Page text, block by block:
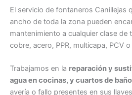
El servicio de fontaneros Canillejas
ancho de toda la zona pueden
mantenimiento a cualquier clase de
cobre, acero, PPR, multicapa, PCV
Trabajamos en la reparación y
agua en cocinas, y cuartos de baño
avería o fallo presentes en sus